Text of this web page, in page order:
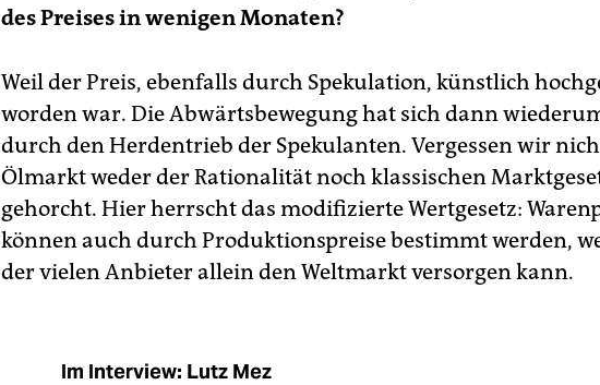
des Preises in wenigen Monaten?
Weil der Preis, ebenfalls durch Spekulation, künstlich
worden war. Die Abwärtsbewegung hat sich dann
durch den Herdentrieb der Spekulanten. Vergessen wir
Ölmarkt weder der Rationalität noch klassischen
gehorcht. Hier herrscht das modifizierte Wertgesetz:
können auch durch Produktionspreise bestimmt werden,
der vielen Anbieter allein den Weltmarkt versorgen kann.
Im Interview: Lutz Mez